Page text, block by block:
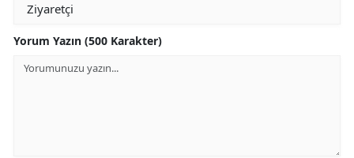
Yorum Yazın (500 Karakter)